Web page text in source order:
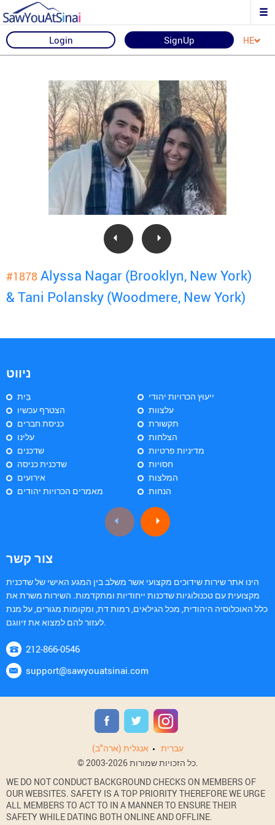
Login SignUp HE
#1878 Alyssa Nagar (Brooklyn, New York)
& Tani Polansky (Woodmere, New York)
ניווט
בַּיִת
הצטרף עכשיו
כניסת חברים
עלינו
שדכנים
שדכנית כניסה
אירועים
מאמרים הכרויות יהודים
ייעוץ הכרויות יהודי
עלצוות
תקשורת
הצלחות
מדיניות פרטיות
חסויות
המלצות
הנחות
צור קשר
הינו אתר שירות שידוכים מקצועי אשר משלב בין המגע האישי של שדכנית
מקצועית עם טכנולוגיות שדכנות ייחודיות ומתקדמות. השירות משרת את
כלל האוכלוסיה היהודית, מכל הגילאים, רמות דת, ומקומות מגורים, על מנת
לעזור להם למצוא את זיווגם.
212-866-0546
support@sawyouatsinai.com
אנגלית (ארה"ב)
עִברִית
© 2003-2026 כל הזכויות שמורות.
WE DO NOT CONDUCT BACKGROUND CHECKS ON MEMBERS OF
OUR WEBSITES. SAFETY IS A TOP PRIORITY THEREFORE WE URGE
ALL MEMBERS TO ACT TO IN A MANNER TO ENSURE THEIR
SAFETY WHILE DATING BOTH ONLINE AND OFFLINE.